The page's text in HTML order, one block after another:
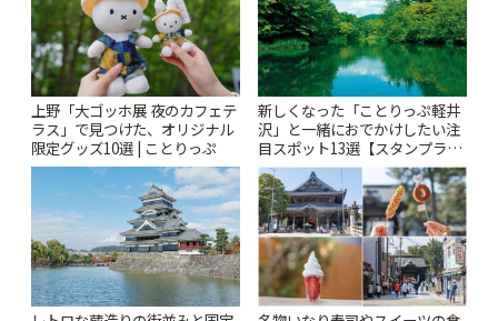
上野「大ゴッホ展 夜のカフェテ
ラス」で見つけた、オリジナル
限定グッズ10選 | ことりっぷ
新しくなった「ことりっぷ軽井
沢」と一緒におでかけしたい注
目スポット13選【スタンプラリ
ー開催中】 | ことりっぷ